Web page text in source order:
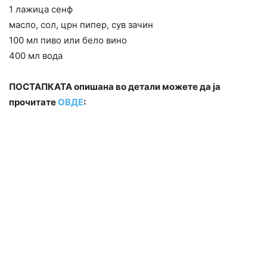
1 лажица сенф
масло, сол, црн пипер, сув зачин
100 мл пиво или бело вино
400 мл вода
ПОСТАПКАТА опишана во детали можете да ја
прочитатеОВДЕ: